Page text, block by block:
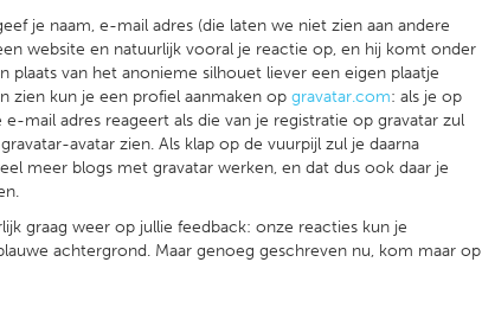
je naam, e-mail adres (die laten we niet zien aan andere
website en natuurlijk vooral je reactie op, en hij komt onder
plaats van het anonieme silhouet liever een eigen plaatje
zien kun je een profiel aanmaken op gravatar.com: als je op
mail adres reageert als die van je registratie op gravatar zul
avatar zien. Als klap op de vuurpijl zul je daarna
meer blogs met gravatar werken, en dat dus ook daar je
graag weer op jullie feedback: onze reacties kun je
achtergrond. Maar genoeg geschreven nu, kom maar op